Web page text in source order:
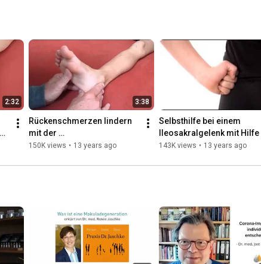
2:32 3:38
Rückenschmerzen lindern
mit der
Fußreflexzonentherapie -
150K views • 13 years ago
Selbsthilfe bei einem
Ileosakralgelenk mit Hilfe
der Dorn-Therapie -
143K views • 13 years ago